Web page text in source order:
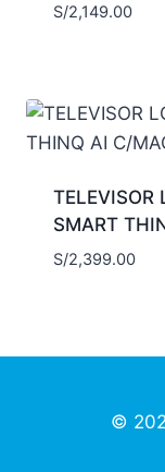
S/2,149.00
SMART
S/2,399.00
©